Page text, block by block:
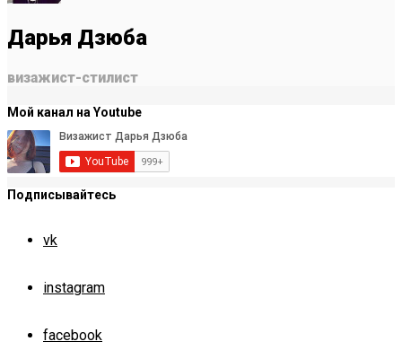
Дарья Дзюба
визажист-стилист
Мой канал на Youtube
Подписывайтесь
vk
instagram
facebook